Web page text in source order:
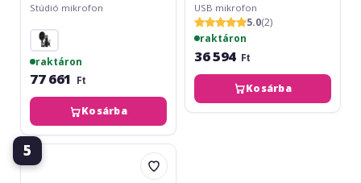
Stúdió mikrofon
raktáron
77 661 Ft
Kosárba
USB mikrofon
5.0(2)
raktáron
36 594 Ft
Kosárba
5
Audio-
Technica